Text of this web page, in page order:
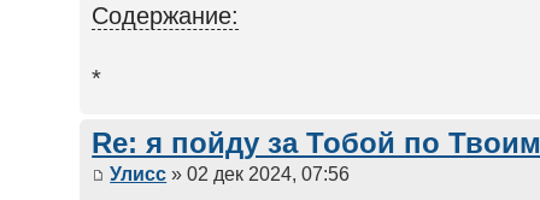
Содержание:
*
Re: я пойду за Тобой по
Улисс » 02 дек 2024, 07:56